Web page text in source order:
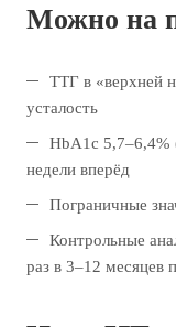
Можно на
ТТГ в «верхней
усталость
HbA1c 5,7–6,4%
недели вперёд
Пограничные
Контрольные
раз в 3–12 месяцев